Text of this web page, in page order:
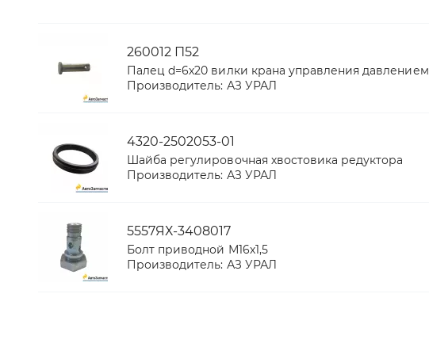
260012 П52
Палец d=6х20 вилки крана управления давлением
Производитель: АЗ УРАЛ
4320-2502053-01
Шайба регулировочная хвостовика редуктора
Производитель: АЗ УРАЛ
5557ЯХ-3408017
Болт приводной М16х1,5
Производитель: АЗ УРАЛ